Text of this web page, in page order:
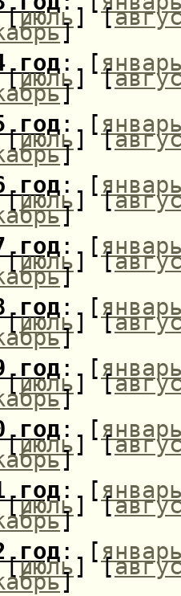
[июль] [
]
год : [
[июль] [
]
год : [
[июль] [
]
год : [
[июль] [
]
год : [
[июль] [
]
год : [
[июль] [
]
год : [
[июль] [
]
год : [
[июль] [
]
год : [
[июль] [
]
год : [
[июль] [
]